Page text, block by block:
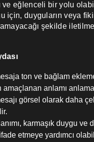
ve eğlenceli bir yolu
için, duyguların veya
şekilde
ton ve bağlam
amaçlanan anlamı
görsel olarak daha
karmaşık duygu ve
etmeye yardımcı